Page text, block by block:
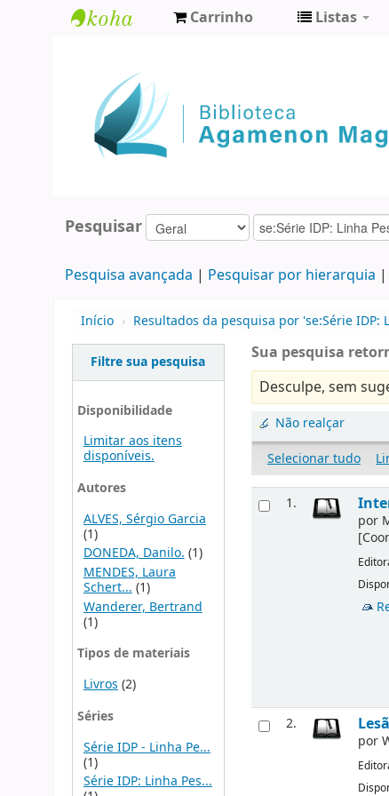
Agamenon
Magalhães
Carrinho Listas
Pesquisar
Pesquisa avançada Pesquisar por hierarquia
Início › Resultados da pesquisa por 'se:Série IDP:
Filtre sua pesquisa
Disponibilidade
Limitar aos itens
disponíveis.
Autores
ALVES, Sérgio Garcia
(1)
DONEDA, Danilo.(1)
MENDES, Laura
Schert... (1)
Wanderer, Bertrand
(1)
Tipos de materiais
Livros (2)
Séries
Série IDP - Linha Pe...
(1)
Série IDP: Linha Pes...
Sua pesquisa
Desculpe, sem
Não realçar
Selecionar tudo
1.
por
2.
por